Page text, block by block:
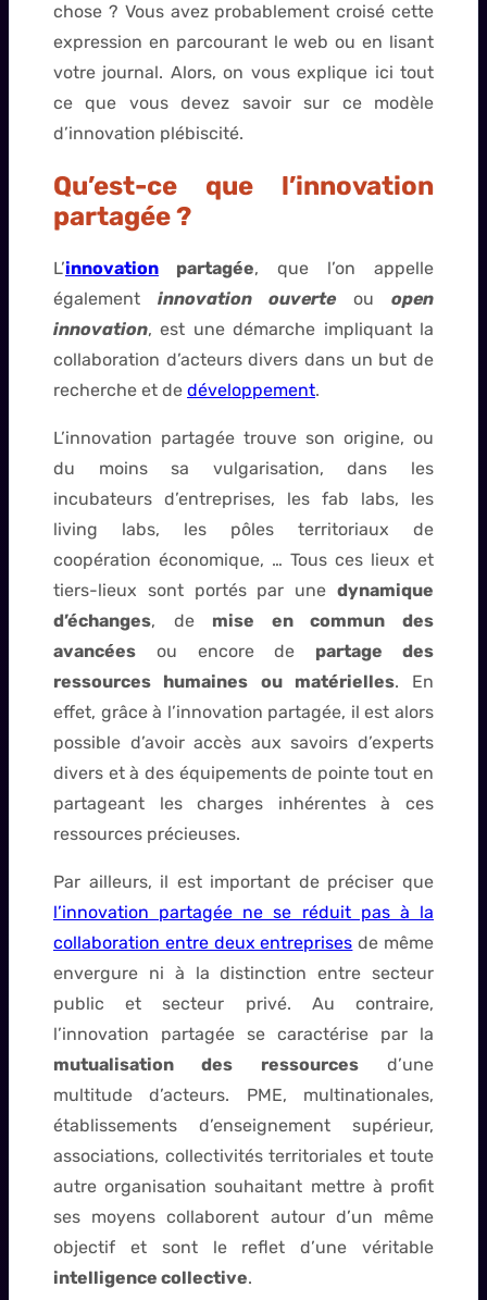
chose ? Vous avez probablement croisé cette
expression en parcourant le web ou en lisant
votre journal. Alors, on vous explique ici tout
ce que vous devez savoir sur ce modèle
d’innovation plébiscité.
Qu’est-ce que l’innovation
partagée ?
L’innovation partagée, que l’on appelle
également innovation ouverteou open
innovation, est une démarche impliquant la
collaboration d’acteurs divers dans un but de
recherche et de développement.
L’innovation partagée trouve son origine, ou
du moins sa vulgarisation, dans les
incubateurs d’entreprises, les fab labs, les
living labs, les pôles territoriaux de
coopération économique, … Tous ces lieux et
tiers-lieux sont portés par une dynamique
d’échanges, de mise en commun des
avancées ou encore de partage des
ressources humaines ou matérielles. En
effet, grâce à l’innovation partagée, il est alors
possible d’avoir accès aux savoirs d’experts
divers et à des équipements de pointe tout en
partageant les charges inhérentes à ces
ressources précieuses.
Par ailleurs, il est important de préciser que
l’innovation partagée ne se réduit pas à la
collaboration entre deux entreprises de même
envergure ni à la distinction entre secteur
public et secteur privé. Au contraire,
l’innovation partagée se caractérise par la
mutualisation des ressourcesd’une
multitude d’acteurs. PME, multinationales,
établissements d’enseignement supérieur,
associations, collectivités territoriales et toute
autre organisation souhaitant mettre à profit
ses moyens collaborent autour d’un même
objectif et sont le reflet d’une véritable
intelligence collective.